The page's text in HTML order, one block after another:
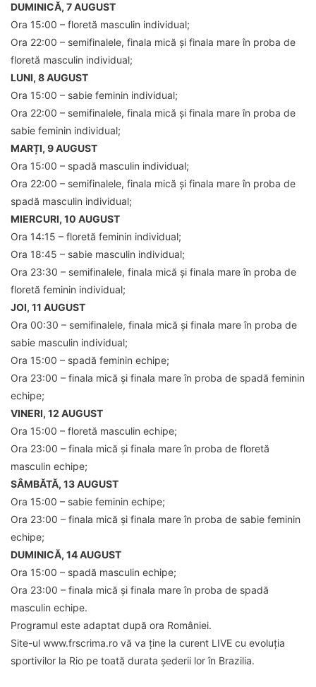
DUMINICĂ, 7 AUGUST
Ora 15:00 – floretă masculin individual;
Ora 22:00 – semifinalele, finala mică și finala mare în proba de
floretă masculin individual;
LUNI, 8 AUGUST
Ora 15:00 – sabie feminin individual;
Ora 22:00 – semifinalele, finala mică și finala mare în proba de
sabie feminin individual;
MARȚI, 9 AUGUST
Ora 15:00 – spadă masculin individual;
Ora 22:00 – semifinalele, finala mică și finala mare în proba de
spadă masculin individual;
MIERCURI, 10 AUGUST
Ora 14:15 – floretă feminin individual;
Ora 18:45 – sabie masculin individual;
Ora 23:30 – semifinalele, finala mică și finala mare în proba de
floretă feminin individual;
JOI, 11 AUGUST
Ora 00:30 – semifinalele, finala mică și finala mare în proba de
sabie masculin individual;
Ora 15:00 – spadă feminin echipe;
Ora 23:00 – finala mică și finala mare în proba de spadă feminin
echipe;
VINERI, 12 AUGUST
Ora 15:00 – floretă masculin echipe;
Ora 23:00 – finala mică și finala mare în proba de floretă
masculin echipe;
SÂMBĂTĂ, 13 AUGUST
Ora 15:00 – sabie feminin echipe;
Ora 23:00 – finala mică și finala mare în proba de sabie feminin
echipe;
DUMINICĂ, 14 AUGUST
Ora 15:00 – spadă masculin echipe;
Ora 23:00 – finala mică și finala mare în proba de spadă
masculin echipe.
Programul este adaptat după ora României.
Site-ul www.frscrima.ro vă va ține la curent LIVE cu evoluția
sportivilor la Rio pe toată durata șederii lor în Brazilia.